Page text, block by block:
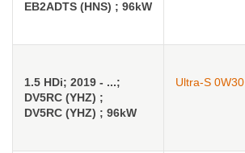
EB2ADTS (HNS) ; 96kW
1.5 HDi; 2019 - ...;
DV5RC (YHZ) ;
DV5RC (YHZ) ; 96kW
Ultra-S 0W30